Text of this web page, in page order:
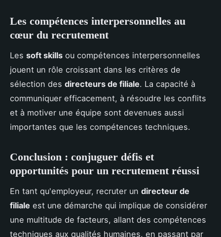
Les compétences interpersonnelles au
cœur du recrutement
Les soft skills ou compétences interpersonnelles
jouent un rôle croissant dans les critères de
sélection des directeurs de filiale. La capacité à
communiquer efficacement, à résoudre les conflits
et à motiver une équipe sont devenues aussi
importantes que les compétences techniques.
Conclusion : conjuguer défis et
opportunités pour un recrutement réussi
En tant qu'employeur, recruter un directeur de
filiale est une démarche qui implique de considérer
une multitude de facteurs, allant des compétences
techniques aux qualités humaines, en passant par